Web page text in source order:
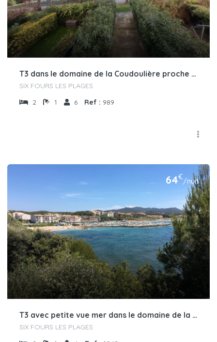
T3 dans le domaine de la Coudoulière proche de la mer
SIX FOURS LES PLAGES
2
1 6 Ref : 989
64€/nuit
T3 avec petite vue mer dans le domaine de la coudoulière
SIX FOURS LES PLAGES